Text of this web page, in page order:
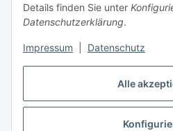
Alle
Details finden Sie unter
Datenschutzerklärung.
Impressum Datenschutz
Vertrag
* Alle Preise inkl. gesetzlicher USt., **